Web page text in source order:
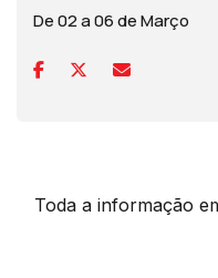
De 02 a 06 de Março
Toda a informação